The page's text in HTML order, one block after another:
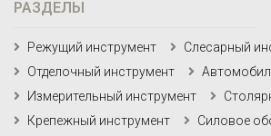
РАЗДЕЛЫ
Режущий инструмент
Слесарный
Отделочный инструмент
Измерительный инструмент
Крепежный инструмент
Силовое